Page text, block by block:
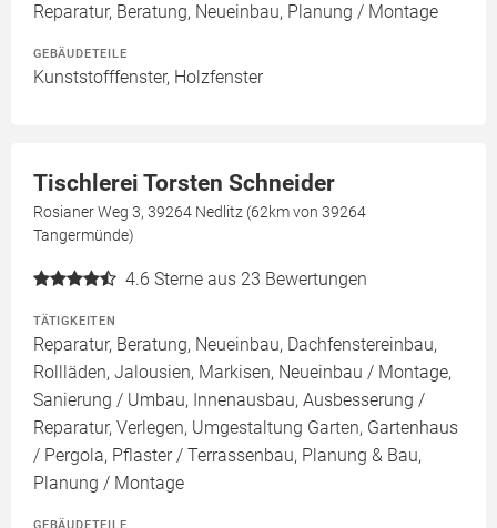
Reparatur, Beratung, Neueinbau, Planung / Montage
GEBÄUDETEILE
Kunststofffenster, Holzfenster
Tischlerei Torsten Schneider
Rosianer Weg 3, 39264 Nedlitz (62km von 39264
Tangermünde)
4.6 Sterne aus 23 Bewertungen
TÄTIGKEITEN
Reparatur, Beratung, Neueinbau, Dachfenstereinbau,
Rollläden, Jalousien, Markisen, Neueinbau / Montage,
Sanierung / Umbau, Innenausbau, Ausbesserung /
Reparatur, Verlegen, Umgestaltung Garten, Gartenhaus
/ Pergola, Pflaster / Terrassenbau, Planung & Bau,
Planung / Montage
GEBÄUDETEILE